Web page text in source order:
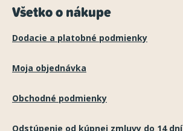
Všetko o nákupe
Dodacie a platobné podmienky
Moja objednávka
Obchodné podmienky
Odstúpenie od kúpnej zmluvy do 14 dní